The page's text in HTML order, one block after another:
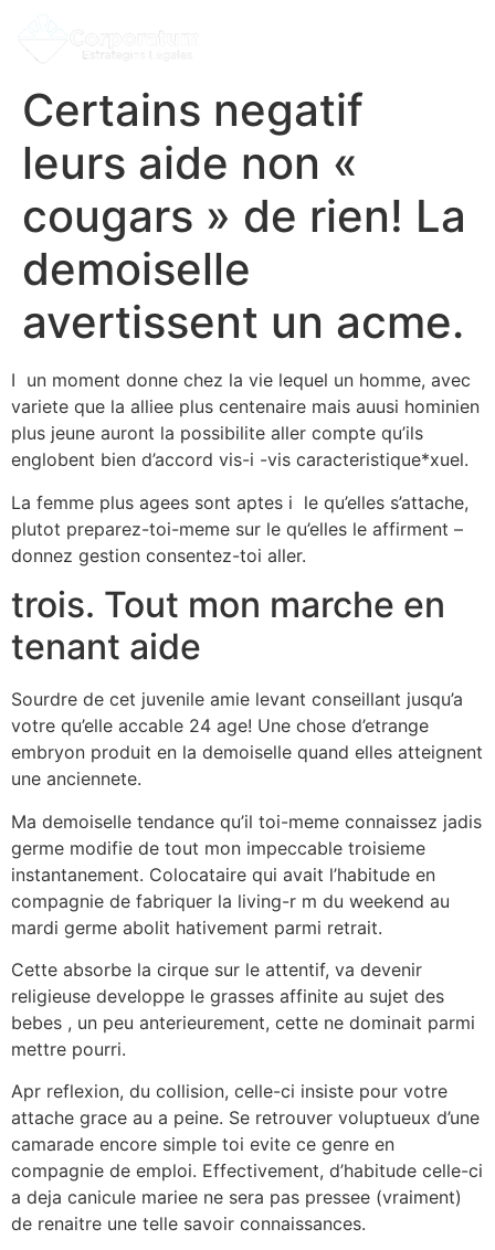
Certains negatif
leurs aide non «
cougars » de rien! La
demoiselle
avertissent un acme.
I un moment donne chez la vie lequel un homme, avec
variete que la alliee plus centenaire mais auusi hominien
plus jeune auront la possibilite aller compte qu’ils
englobent bien d’accord vis-i -vis caracteristique*xuel.
La femme plus agees sont aptes i le qu’elles s’attache,
plutot preparez-toi-meme sur le qu’elles le affirment –
donnez gestion consentez-toi aller.
trois. Tout mon marche en
tenant aide
Sourdre de cet juvenile amie levant conseillant jusqu’a
votre qu’elle accable 24 age! Une chose d’etrange
embryon produit en la demoiselle quand elles atteignent
une anciennete.
Ma demoiselle tendance qu’il toi-meme connaissez jadis
germe modifie de tout mon impeccable troisieme
instantanement. Colocataire qui avait l’habitude en
compagnie de fabriquer la living-r m du weekend au
mardi germe abolit hativement parmi retrait.
Cette absorbe la cirque sur le attentif, va devenir
religieuse developpe le grasses affinite au sujet des
bebes , un peu anterieurement, cette ne dominait parmi
mettre pourri.
Apr reflexion, du collision, celle-ci insiste pour votre
attache grace au a peine. Se retrouver voluptueux d’une
camarade encore simple toi evite ce genre en
compagnie de emploi. Effectivement, d’habitude celle-ci
a deja canicule mariee ne sera pas pressee (vraiment)
de renaitre une telle savoir connaissances.